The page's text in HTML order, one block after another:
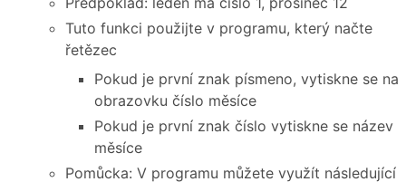
Tuto funkci použijte v programu, který načte
řetězec
Pokud je první znak písmeno, vytiskne se na
obrazovku číslo měsíce
Pokud je první znak číslo vytiskne se název
měsíce
Pomůcka: V programu můžete využít následující